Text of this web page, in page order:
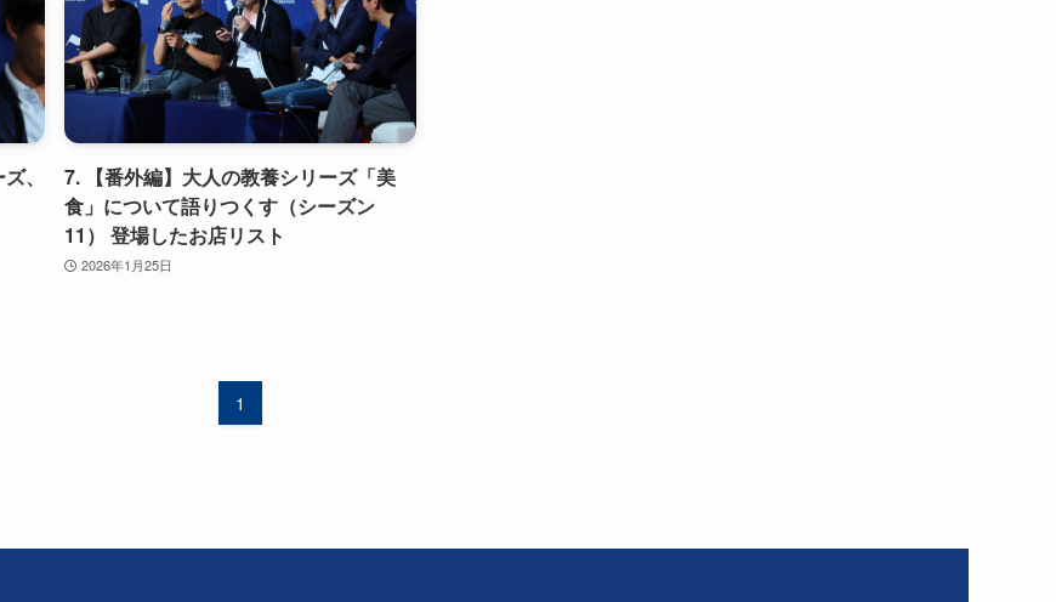
、
7. 【番外編】大人の教養シリーズ「美
食」について語りつくす（シーズン
11） 登場したお店リスト
2026年1月25日
1